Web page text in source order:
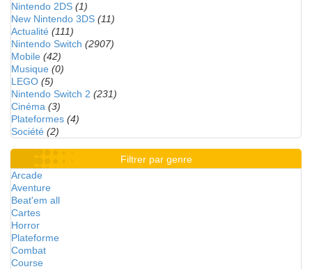
Nintendo 2DS (1)
New Nintendo 3DS (11)
Actualité (111)
Nintendo Switch (2907)
Mobile (42)
Musique (0)
LEGO (5)
Nintendo Switch 2 (231)
Cinéma (3)
Plateformes (4)
Société (2)
Filtrer par genre
Arcade
Aventure
Beat'em all
Cartes
Horror
Plateforme
Combat
Course